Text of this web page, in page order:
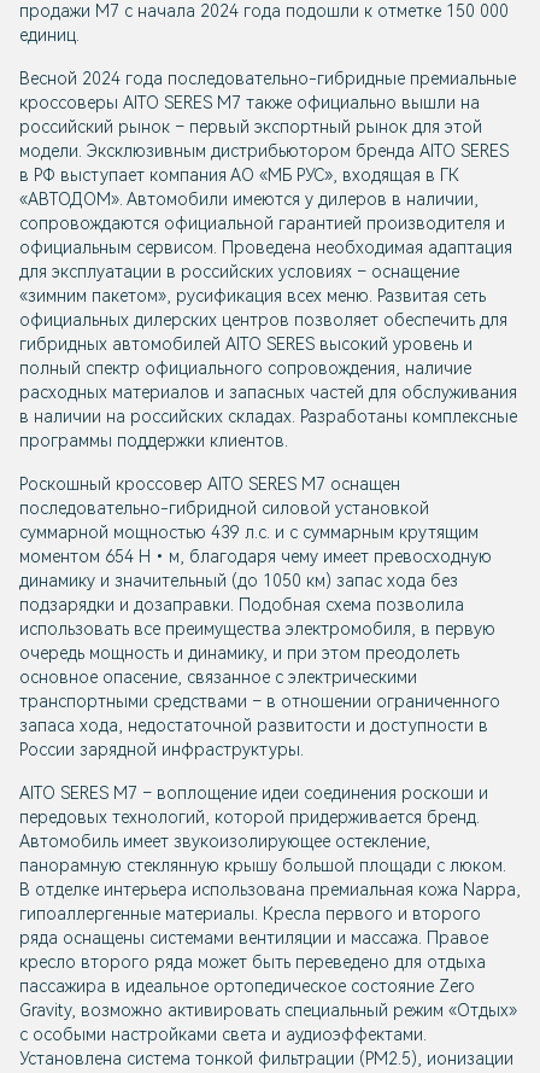
продажи М7 с начала 2024 года подошли к отметке 150 000
единиц.
Весной 2024 года последовательно-гибридные премиальные
кроссоверы AITO SERES М7 также официально вышли на
российский рынок – первый экспортный рынок для этой
модели. Эксклюзивным дистрибьютором бренда AITO SERES
в РФ выступает компания АО «МБ РУС», входящая в ГК
«АВТОДОМ». Автомобили имеются у дилеров в наличии,
сопровождаются официальной гарантией производителя и
официальным сервисом. Проведена необходимая адаптация
для эксплуатации в российских условиях – оснащение
«зимним пакетом», русификация всех меню. Развитая сеть
официальных дилерских центров позволяет обеспечить для
гибридных автомобилей AITO SERES высокий уровень и
полный спектр официального сопровождения, наличие
расходных материалов и запасных частей для обслуживания
в наличии на российских складах. Разработаны комплексные
программы поддержки клиентов.
Роскошный кроссовер AITO SERES M7 оснащен
последовательно-гибридной силовой установкой
суммарной мощностью 439 л.с. и с суммарным крутящим
моментом 654 Н•м, благодаря чему имеет превосходную
динамику и значительный (до 1050 км) запас хода без
подзарядки и дозаправки. Подобная схема позволила
использовать все преимущества электромобиля, в первую
очередь мощность и динамику, и при этом преодолеть
основное опасение, связанное с электрическими
транспортными средствами – в отношении ограниченного
запаса хода, недостаточной развитости и доступности в
России зарядной инфраструктуры.
AITO SERES M7 – воплощение идеи соединения роскоши и
передовых технологий, которой придерживается бренд.
Автомобиль имеет звукоизолирующее остекление,
панорамную стеклянную крышу большой площади с люком.
В отделке интерьера использована премиальная кожа Nappa,
гипоаллергенные материалы. Кресла первого и второго
ряда оснащены системами вентиляции и массажа. Правое
кресло второго ряда может быть переведено для отдыха
пассажира в идеальное ортопедическое состояние Zero
Gravity, возможно активировать специальный режим «Отдых»
с особыми настройками света и аудиоэффектами.
Установлена система тонкой фильтрации (РМ2.5), ионизации